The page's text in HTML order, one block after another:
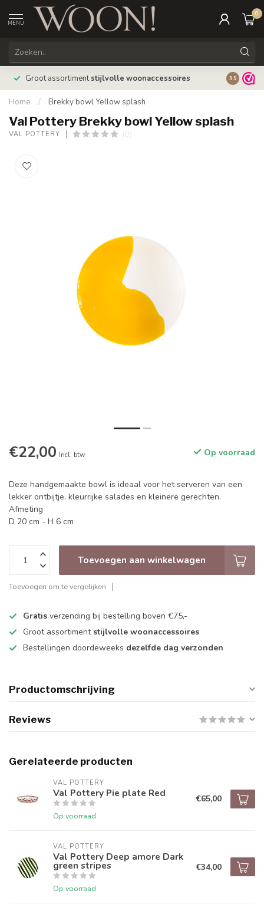
MENU
0
Groot assortimentstijlvolle woonaccessoires 9.9
Home / Brekky bowl Yellow splash
Val Pottery Brekky bowl Yellow splash
VAL POTTERY (0)
€22,00 Incl. btw Op voorraad
Deze handgemaakte bowl is ideaal voor het serveren van een
lekker ontbijtje, kleurrijke salades en kleinere gerechten.
Afmeting
D 20 cm - H 6 cm
Toevoegen aan winkelwagen
Toevoegen om te vergelijken
Gratis verzending bij bestelling boven €75,-
Groot assortiment stijlvolle woonaccessoires
Bestellingen doordeweeks dezelfde dag verzonden
Productomschrijving
Reviews
Gerelateerde producten
VAL POTTERY
Val Pottery Pie plate Red
Op voorraad
€65,00
VAL POTTERY
Val Pottery Deep amore Dark
green stripes
Op voorraad
€34,00